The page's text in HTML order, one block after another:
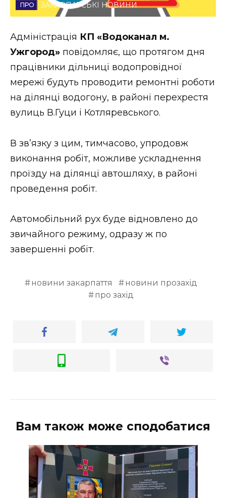
Втрачений Ужгород
Втрачений Ужгород (відеоверсія)
ЗАКАРПАТСЬКІ НОВИНИ
ФОТО
ЗАКАРПАТСЬКІ НОВИНИ
Адміністрація КП «Водоканал м.
Ужгород» повідомляє, що протягом дня
працівники дільниці водопровідної
мережі будуть проводити ремонтні роботи
на ділянці водогону, в районі перехрестя
вулиць В.Гуци і Котляревського.
В зв’язку з цим, тимчасово, упродовж
виконання робіт, можливе ускладнення
проїзду на ділянці автошляху, в районі
проведення робіт.
Автомобільний рух буде відновлено до
звичайного режиму, одразу ж по
завершенні робіт.
новини закарпаття
новини прозахід
про захід
Вам також може сподобатися